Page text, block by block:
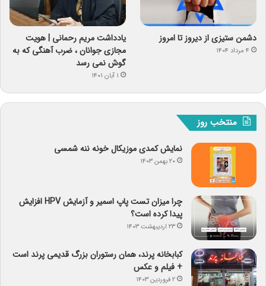
دشمن ستیزی از دیروز تا امروز
۴ مرداد ۱۴۰۴
یادداشت مریم رحمانی | هویت
مجازی جوانان ، ضرب آهنگی که به
گوش نمی رسد
۱ آبان ۱۴۰۱
منتخب روز
نمایش کمدی موزیکال خونه ننه شمسی
۲۰ بهمن ۱۴۰۳
چرا میزان تست پاپ اسمیر و آزمایش HPV افزایش
پیدا کرده است؟
۲۳ اردیبهشت ۱۴۰۳
کبابخانه پرند، همان رستوران بزرگ قدیمی پرند است
+ فیلم و عکس
۲ فروردین ۱۴۰۳